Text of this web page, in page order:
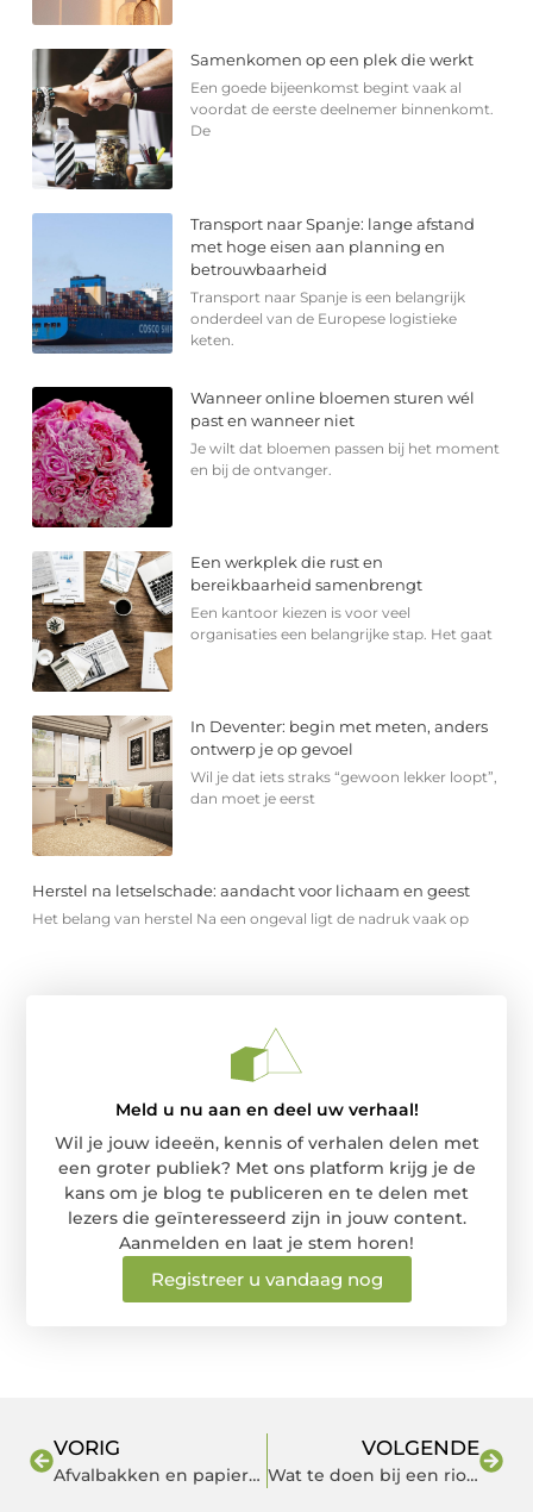
Samenkomen op een plek die werkt
Een goede bijeenkomst begint vaak al
voordat de eerste deelnemer binnenkomt.
De
Transport naar Spanje: lange afstand
met hoge eisen aan planning en
betrouwbaarheid
Transport naar Spanje is een belangrijk
onderdeel van de Europese logistieke
keten.
Wanneer online bloemen sturen wél
past en wanneer niet
Je wilt dat bloemen passen bij het moment
en bij de ontvanger.
Een werkplek die rust en
bereikbaarheid samenbrengt
Een kantoor kiezen is voor veel
organisaties een belangrijke stap. Het gaat
In Deventer: begin met meten, anders
ontwerp je op gevoel
Wil je dat iets straks “gewoon lekker loopt”,
dan moet je eerst
Herstel na letselschade: aandacht voor lichaam en geest
Het belang van herstel Na een ongeval ligt de nadruk vaak op
Meld u nu aan en deel uw verhaal!
Wil je jouw ideeën, kennis of verhalen delen met
een groter publiek? Met ons platform krijg je de
kans om je blog te publiceren en te delen met
lezers die geïnteresseerd zijn in jouw content.
Aanmelden en laat je stem horen!
Registreer u vandaag nog
VORIG
Afvalbakken en papierbakken onmisbaar op kantoor
VOLGENDE
Wat te doen bij een rioolgeur in huis: Oorzaken en oplossingen